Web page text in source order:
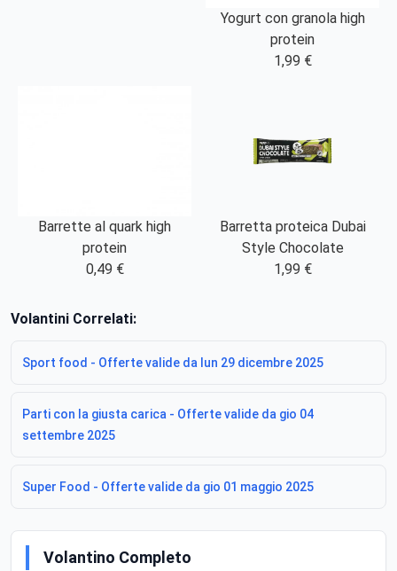
Yogurt con granola high
protein
1,99 €
Barrette al quark high
protein
0,49 €
Barretta proteica Dubai
Style Chocolate
1,99 €
Volantini Correlati:
Sport food - Offerte valide da lun 29 dicembre 2025
Parti con la giusta carica - Offerte valide da gio 04
settembre 2025
Super Food - Offerte valide da gio 01 maggio 2025
Volantino Completo